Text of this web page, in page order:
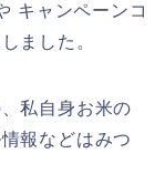
キャンペーンコ
ました。
私自身お米の
報などはみつ